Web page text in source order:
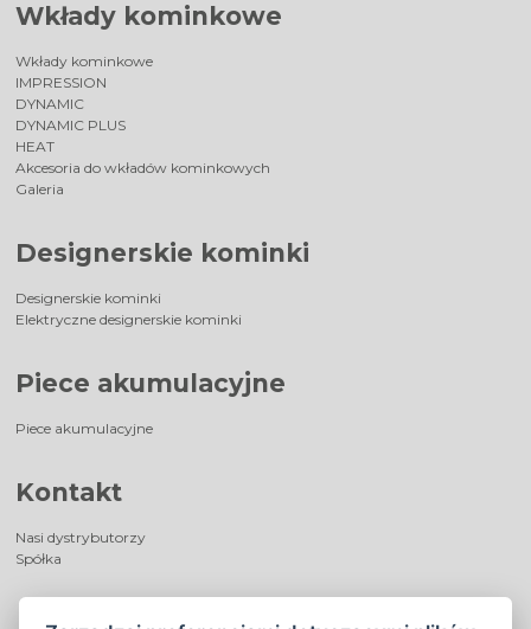
Wkłady kominkowe
Wkłady kominkowe
IMPRESSION
DYNAMIC
DYNAMIC PLUS
HEAT
Akcesoria do wkładów kominkowych
Galeria
Designerskie kominki
Designerskie kominki
Elektryczne designerskie kominki
Piece akumulacyjne
Piece akumulacyjne
Kontakt
Nasi dystrybutorzy
Spółka